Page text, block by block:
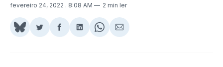
fevereiro 24, 2022 . 8:08 AM 2 min ler
Share
BlueSky
Compartilhar
Twitter
Compartilhar
Facebook
Compartilhar
LinkedIn
Share
WhatsApp
Compartilhar
Email